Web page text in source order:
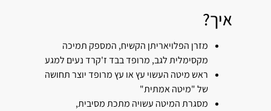
איך?
מזרן הפלויאריתן הקשיח, המספק תמיכה
מקסימלית לגב, מרופד בבד ז'קרד נעים למגע
ראש מיטה העשוי עץ או עץ מרופד יוצר תחושה
של "מיטה אמתית"
מסגרת המיטה עשויה מתכת מסיבית,